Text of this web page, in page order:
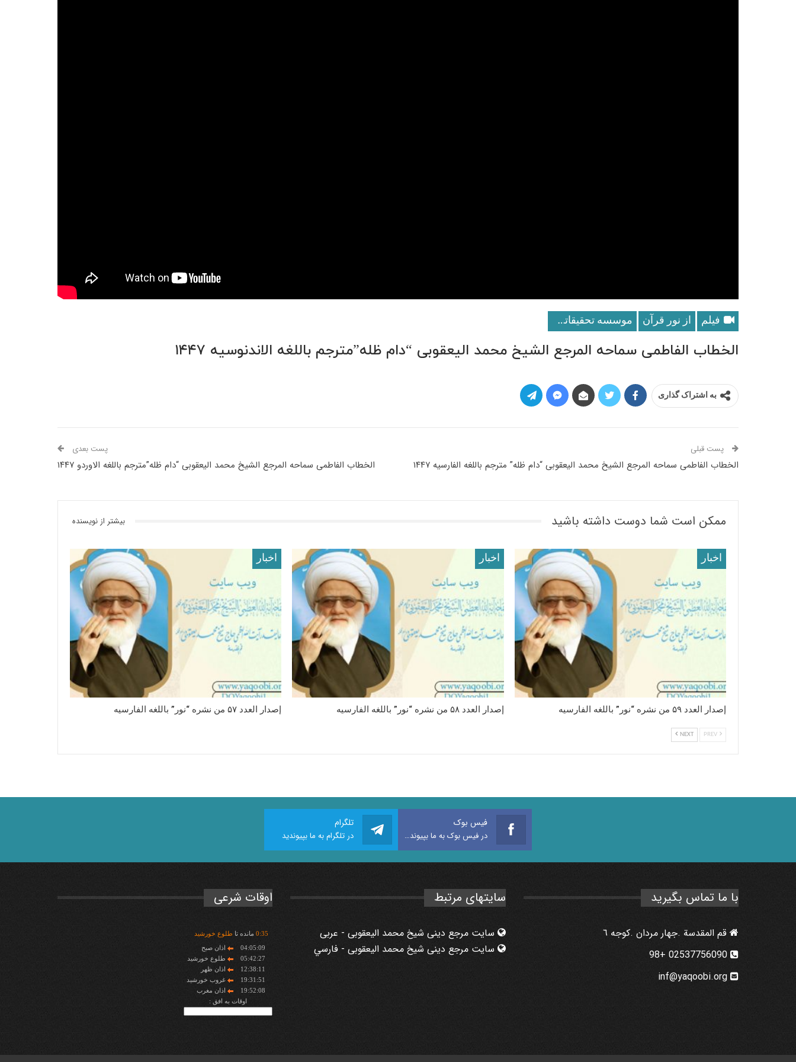
فیلم از نور قرآن موسسه تحقيقاتى و انتشاراتى نور
الخطاب الفاطمی سماحه المرجع الشیخ محمد الیعقوبی “دام ظله”مترجم باللغه الاندنوسیه ۱۴۴۷
به اشتراک گذاری
پست قبلی
الخطاب الفاطمی سماحه المرجع الشیخ محمد الیعقوبی “دام ظله” مترجم باللغه الفارسیه ۱۴۴۷
پست بعدی
الخطاب الفاطمی سماحه المرجع الشیخ محمد الیعقوبی “دام ظله”مترجم باللغه الاوردو ۱۴۴۷
ممکن است شما دوست داشته باشید بیشتر از نویسنده
اخبار
إصدار العدد ۵۹ من نشره “نور” باللغه الفارسیه
اخبار
إصدار العدد ۵۸ من نشره “نور” باللغه الفارسیه
اخبار
إصدار العدد ۵۷ من نشره “نور” باللغه الفارسیه
NEXT
فیس بوک
در فیس بوک به ما بپیوندید
تلگرام
در تلگرام به ما بپیوندید
با ما تماس بگیرید
قم المقدسة .جهار مردان .كوجه ٦
inf@yaqoobi.org
سایتهای مرتبط
سایت مرجع دینی شیخ محمد الیعقوبی - عربی
سایت مرجع دینی شیخ محمد الیعقوبی - فارسي
اوقات شرعی
0:35 مانده تا طلوع خورشید
04:05:09
اذان صبح
05:42:27
طلوع خورشید
12:38:11
اذان ظهر
19:31:51
غروب خورشید
19:52:08
اذان مغرب
اوقات به افق :